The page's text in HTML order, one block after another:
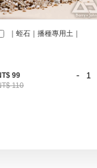
｜蛭石｜播種專用土｜
99
110
-